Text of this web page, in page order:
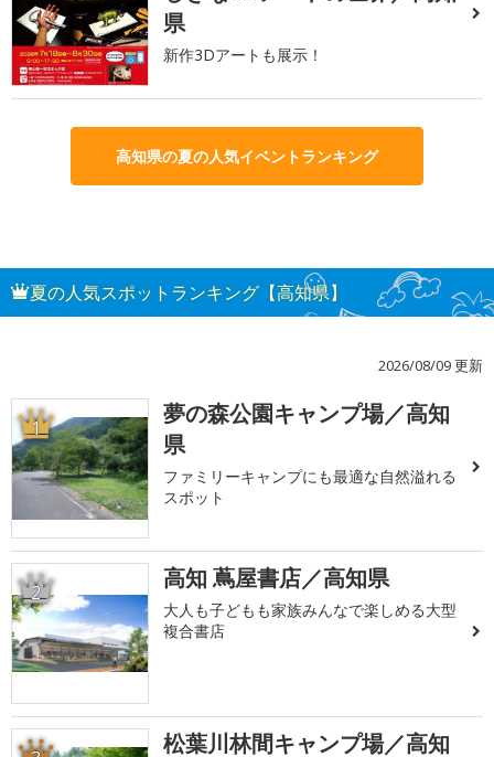
県
新作3Dアートも展示！
高知県の夏の人気イベントランキング
夏の人気スポットランキング【高知県】
2026/08/09 更新
1
夢の森公園キャンプ場／高知
県
ファミリーキャンプにも最適な自然溢れる
スポット
2 高知 蔦屋書店／高知県
大人も子どもも家族みんなで楽しめる大型
複合書店
松葉川林間キャンプ場／高知